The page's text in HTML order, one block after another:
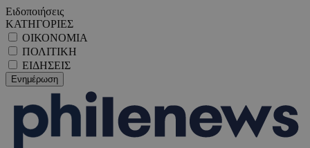
Ειδοποιήσεις
ΚΑΤΗΓΟΡΙΕΣ
ΟΙΚΟΝΟΜΙΑ
ΠΟΛΙΤΙΚΗ
ΕΙΔΗΣΕΙΣ